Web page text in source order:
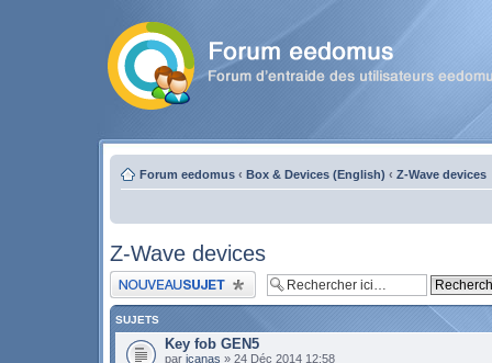
Forum eedomus ‹ Box & Devices (English) ‹ Z-Wave devices
Z-Wave devices
Publier un nouveau sujet
SUJETS
Key fob GEN5
par icanas » 24 Déc 2014 12:58